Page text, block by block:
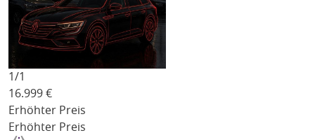
1/1
16.999 €
Erhöhter Preis
Erhöhter Preis